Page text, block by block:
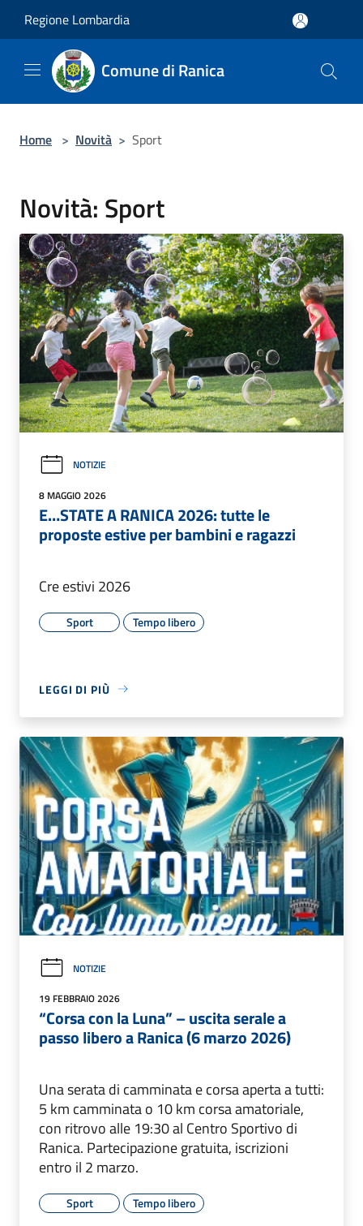
Regione Lombardia
Comune di Ranica
Home > Novità > Sport
Novità: Sport
NOTIZIE
8 MAGGIO 2026
E…STATE A RANICA 2026: tutte le
proposte estive per bambini e ragazzi
Cre estivi 2026
Sport Tempo libero
LEGGI DI PIÙ
NOTIZIE
19 FEBBRAIO 2026
“Corsa con la Luna” – uscita serale a
passo libero a Ranica (6 marzo 2026)
Una serata di camminata e corsa aperta a tutti:
5 km camminata o 10 km corsa amatoriale,
con ritrovo alle 19:30 al Centro Sportivo di
Ranica. Partecipazione gratuita, iscrizioni
entro il 2 marzo.
Sport Tempo libero